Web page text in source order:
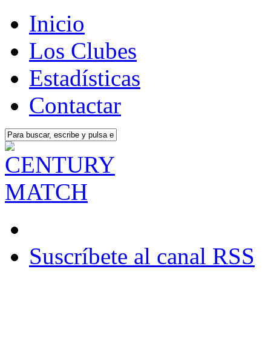
Inicio
Los Clubes
Estadísticas
Contactar
Suscríbete al canal RSS